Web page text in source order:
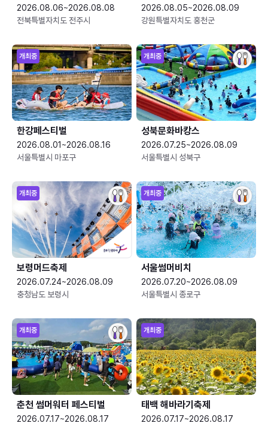
2026.08.06~2026.08.08
전북특별자치도 전주시
2026.08.05~2026.08.09
강원특별자치도 홍천군
개최중
한강페스티벌
2026.08.01~2026.08.16
서울특별시 마포구
개최중
성북문화바캉스
2026.07.25~2026.08.09
서울특별시 성북구
개최중
보령머드축제
2026.07.24~2026.08.09
충청남도 보령시
개최중
서울썸머비치
2026.07.20~2026.08.09
서울특별시 종로구
개최중
춘천 썸머워터 페스티벌
2026.07.17~2026.08.17
개최중
태백 해바라기축제
2026.07.17~2026.08.17